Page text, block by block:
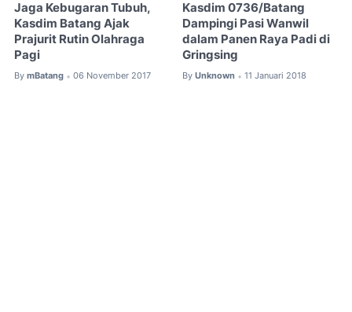
Jaga Kebugaran Tubuh,
Kasdim Batang Ajak
Prajurit Rutin Olahraga
Pagi
By mBatang • 06 November 2017
Kasdim 0736/Batang
Dampingi Pasi Wanwil
dalam Panen Raya Padi di
Gringsing
By Unknown • 11 Januari 2018